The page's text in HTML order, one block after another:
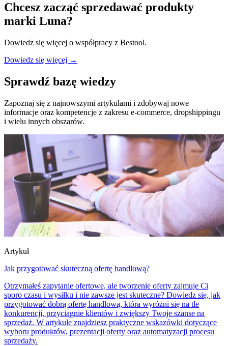
Chcesz zacząć sprzedawać produkty
marki Luna?
Dowiedz się więcej o współpracy z Bestool.
Dowiedz się więcej →
Sprawdź bazę wiedzy
Zapoznaj się z najnowszymi artykułami i zdobywaj nowe
informacje oraz kompetencje z zakresu e-commerce, dropshippingu
i wielu innych obszarów.
Artykuł
Jak przygotować skuteczną ofertę handlową?
Otrzymałeś zapytanie ofertowe, ale tworzenie oferty zajmuje Ci
sporo czasu i wysiłku i nie zawsze jest skuteczne? Dowiedz się, jak
przygotować dobrą ofertę handlową, która wyróżni się na tle
konkurencji, przyciągnie klientów i zwiększy Twoje szanse na
sprzedaż. W artykule znajdziesz praktyczne wskazówki dotyczące
wyboru produktów, prezentacji oferty oraz automatyzacji procesu
sprzedaży.